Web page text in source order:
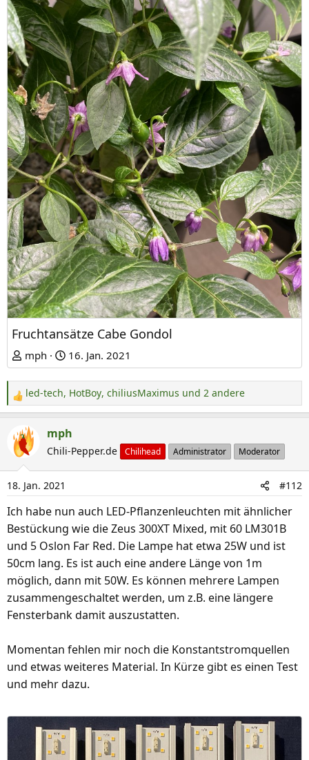
Fruchtansätze Cabe Gondol
mph 16. Jan. 2021
R
e
a
k
i
o
n
n
:
led-tech, HotBoy, chiliusMaximus und 2 andere
mph
Chili-Pepper.de Chilihead Administrator Moderator
18. Jan. 2021 #112
Ich habe nun auch LED-Pflanzenleuchten mit ähnlicher
Bestückung wie die Zeus 300XT Mixed, mit 60 LM301B
und 5 Oslon Far Red. Die Lampe hat etwa 25W und ist
50cm lang. Es ist auch eine andere Länge von 1m
möglich, dann mit 50W. Es können mehrere Lampen
zusammengeschaltet werden, um z.B. eine längere
Fensterbank damit auszustatten.
Momentan fehlen mir noch die Konstantstromquellen
und etwas weiteres Material. In Kürze gibt es einen Test
und mehr dazu.